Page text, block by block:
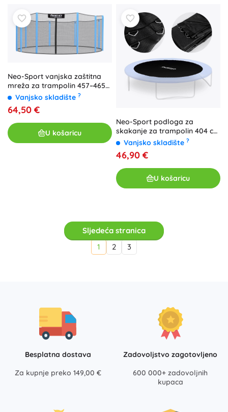
Neo-Sport vanjska zaštitna
mreža za trampolin 457–465
cm (15 ft) za 10 stupova
Vanjsko skladište ?
64,50 €
U košaricu
Neo-Sport podloga za
skakanje za trampolin 404 cm
13 ft 72 opruge
Vanjsko skladište ?
46,90 €
U košaricu
Sljedeća stranica
1
2 3
Besplatna dostava
Za kupnje preko 149,00 €
Zadovoljstvo zagotovljeno
600 000+ zadovoljnih
kupaca